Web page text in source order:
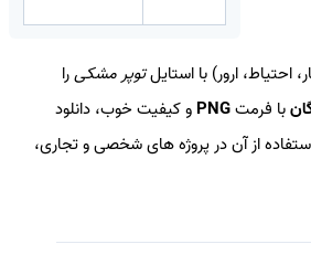
احتیاط، ارور) با استایلتوپر مشکیرا
با فرمتPNG و کیفیت خوب، دانلود
از آن در پروژه های شخصی و تجاری،